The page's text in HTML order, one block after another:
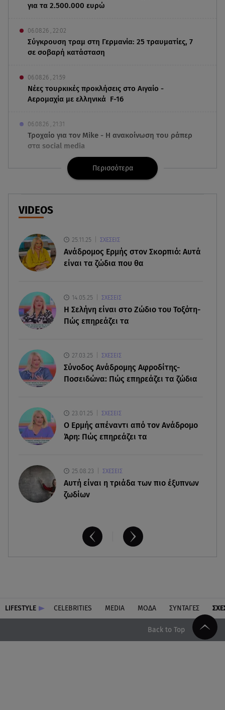
για τα 2.500.000 ευρώ
06.08.26 , 22:02
Σύγκρουση τραμ στη Γερμανία: 25 τραυματίες, 7
σε σοβαρή κατάσταση
06.08.26 , 21:59
Νέες τουρκικές προκλήσεις στο Αιγαίο -
Αερομαχία με ελληνικά F-16
06.08.26 , 21:31
Τροχαίο για τον Mike - Η ανακοίνωση του ράπερ
στα social media
06.08.26 , 21:22
Ισραήλ - Κύπρος - Κρήτη: Το μεγαλύτερο
υποθαλάσσιο καλώδιο στον κόσμο
06.08.26 , 21:07
εξοπλισμού στον Άγιο Βασίλειο
06.08.26 , 20:49
06.08.26 , 20:25
Πώς επικοινωνούν τα ελικόπτερα στη φωτιά και
06.08.26 , 20:16
Αθηνά Οικονομάκου από την Μπόρα Μπόρα:
«Έσκασε όλη η κούραση του χειμώνα»
Σαμοθράκη: Συγκλονιστική διάσωση 15χρονης
από δύσβατο φαράγγι
Περισσότερα
VIDEOS
25.11.25 ΣΧΕΣΕΙΣ
Ανάδρομος Ερμής στον Σκορπιό: Αυτά
είναι τα ζώδια που θα
14.05.25 ΣΧΕΣΕΙΣ
H Σελήνη είναι στο Ζώδιο του Τοξότη-
Πώς επηρεάζει τα
27.03.25 ΣΧΕΣΕΙΣ
Σύνοδος Ανάδρομης Αφροδίτης-
Ποσειδώνα: Πώς επηρεάζει τα ζώδια
23.01.25 ΣΧΕΣΕΙΣ
Ο Ερμής απέναντι από τον Ανάδρομο
Άρη: Πώς επηρεάζει τα
25.08.23 ΣΧΕΣΕΙΣ
Aυτή είναι η τριάδα των πιο έξυπνων
ζωδίων
LIFESTYLE CELEBRITIES MEDIA ΜΟΔΑ ΣΥΝΤΑΓΕΣ
Back to Top